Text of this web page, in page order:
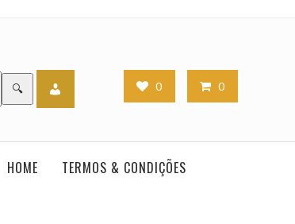
0 0
🔍
HOME TERMOS & CONDIÇÕES